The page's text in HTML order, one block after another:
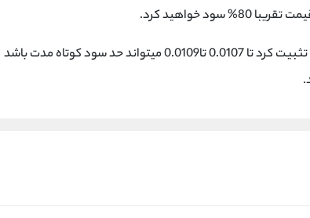
برای ترید کوتاه مدت نیز اگر حد قیمتی 0.097 را تثبیت کرد تا 0.0107 تا0.0109 میتواند حد سود کوتاه مدت باشد